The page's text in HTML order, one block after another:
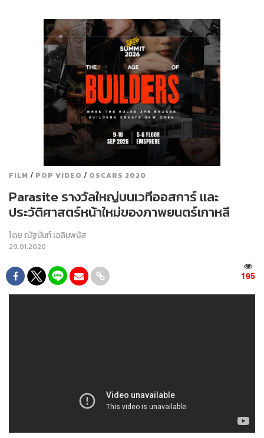
FILM / POP VIDEO / OSCARS 2020
Parasite รางวัลใหญ่บนเวทีออสการ์ และ
ประวัติศาสตร์หน้าใหม่ของภาพยนตร์เกาหลี
โดยณัฐนันท์ เฉลิมพนัส
29.01.2020
195